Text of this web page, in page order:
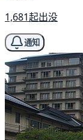
1,681起出没
通知